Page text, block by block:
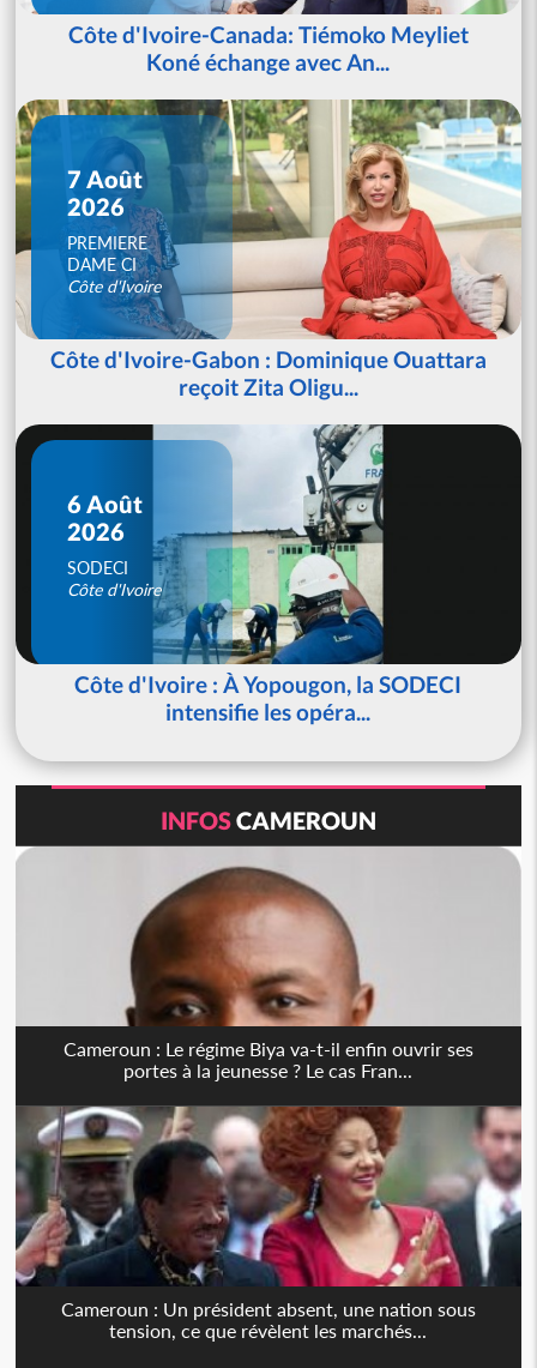
Côte d'Ivoire-Canada: Tiémoko Meyliet
Koné échange avec An...
7 Août
2026
PREMIERE
DAME CI
Côte d'Ivoire
Côte d'Ivoire-Gabon : Dominique Ouattara
reçoit Zita Oligu...
6 Août
2026
SODECI
Côte d'Ivoire
Côte d'Ivoire : À Yopougon, la SODECI
intensifie les opéra...
INFOSCAMEROUN
Cameroun : Le régime Biya va-t-il enfin ouvrir ses
portes à la jeunesse ? Le cas Fran...
Cameroun : Un président absent, une nation sous
tension, ce que révèlent les marchés...